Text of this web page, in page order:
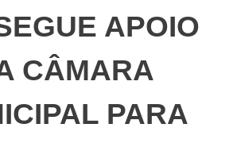
APOIO
CÂMARA
PARA